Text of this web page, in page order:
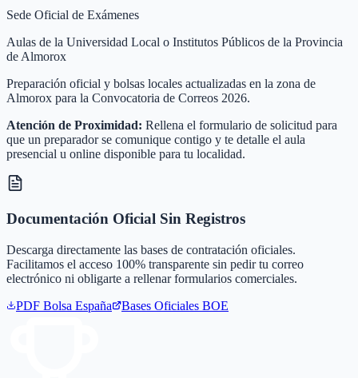
Sede Oficial de Exámenes
Aulas de la Universidad Local o Institutos Públicos de la Provincia
de Almorox
Preparación oficial y bolsas locales actualizadas en la zona de
Almorox para la Convocatoria de Correos 2026.
Atención de Proximidad: Rellena el formulario de solicitud para
que un preparador se comunique contigo y te detalle el aula
presencial u online disponible para tu localidad.
Documentación Oficial Sin Registros
Descarga directamente las bases de contratación oficiales.
Facilitamos el acceso 100% transparente sin pedir tu correo
electrónico ni obligarte a rellenar formularios comerciales.
PDF Bolsa España Bases Oficiales BOE